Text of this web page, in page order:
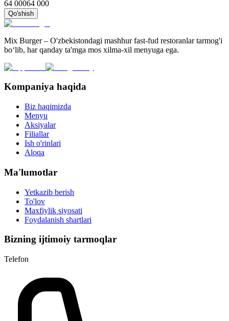
64 00064 000
Qo'shish
Mix Burger – O'zbekistondagi mashhur fast-fud restoranlar tarmog'i
bo‘lib, har qanday ta'mga mos xilma-xil menyuga ega.
Kompaniya haqida
Biz haqimizda
Menyu
Aksiyalar
Filiallar
Ish o'rinlari
Aloqa
Ma'lumotlar
Yetkazib berish
To'lov
Maxfiylik siyosati
Foydalanish shartlari
Bizning ijtimoiy tarmoqlar
Telefon